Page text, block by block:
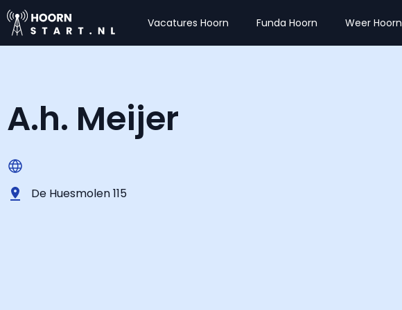
Vacatures Hoorn Funda Hoorn Weer Hoorn
A.h. Meijer
De Huesmolen 115